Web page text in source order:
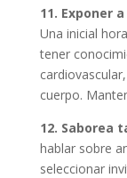
11. Exponer
Una inicial
tener
cuerpo.
12. Saborea
hablar sobre
seleccionar